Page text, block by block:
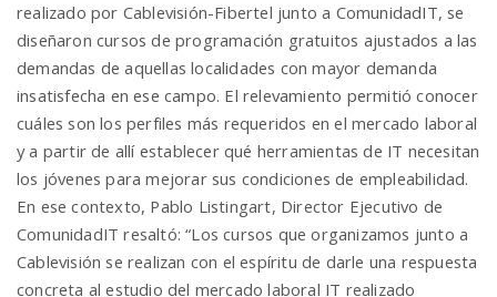
n
realizado por Cablevisión-Fibertel junto a ComunidadIT, se
diseñaron cursos de programación gratuitos ajustados a las
demandas de aquellas localidades con mayor demanda
insatisfecha en ese campo. El relevamiento permitió conocer
cuáles son los perfiles más requeridos en el mercado laboral
y a partir de allí establecer qué herramientas de IT necesitan
los jóvenes para mejorar sus condiciones de empleabilidad.
En ese contexto, Pablo Listingart, Director Ejecutivo de
ComunidadIT resaltó: “Los cursos que organizamos junto a
Cablevisión se realizan con el espíritu de darle una respuesta
concreta al estudio del mercado laboral IT realizado